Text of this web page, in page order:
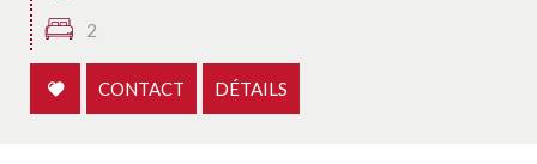
2
CONTACT DÉTAILS